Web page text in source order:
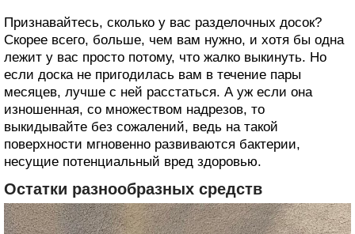
Признавайтесь, сколько у вас разделочных досок?
Скорее всего, больше, чем вам нужно, и хотя бы одна
лежит у вас просто потому, что жалко выкинуть. Но
если доска не пригодилась вам в течение пары
месяцев, лучше с ней расстаться. А уж если она
изношенная, со множеством надрезов, то
выкидывайте без сожалений, ведь на такой
поверхности мгновенно развиваются бактерии,
несущие потенциальный вред здоровью.
Остатки разнообразных средств